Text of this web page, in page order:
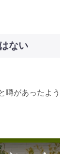
ない
噂があったよう